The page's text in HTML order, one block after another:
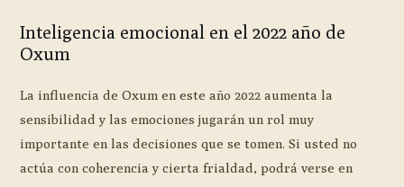
Inteligencia emocional en el 2022 año de
Oxum
La influencia de Oxum en este año 2022 aumenta la
sensibilidad y las emociones jugarán un rol muy
importante en las decisiones que se tomen. Si usted no
actúa con coherencia y cierta frialdad, podrá verse en